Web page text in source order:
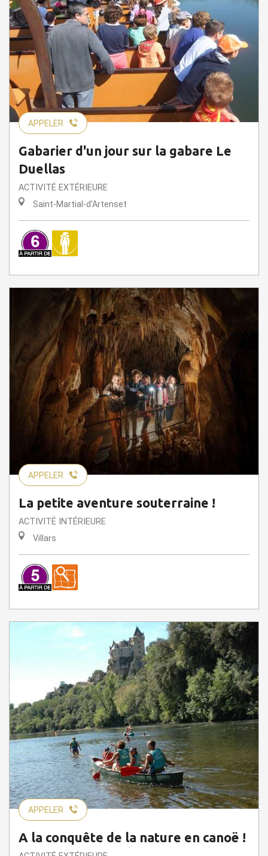
APPELER
Gabarier d'un jour sur la gabare Le
Duellas
ACTIVITÉ EXTÉRIEURE
Saint-Martial-d'Artenset
APPELER
La petite aventure souterraine !
ACTIVITÉ INTÉRIEURE
Villars
APPELER
A la conquête de la nature en canoë !